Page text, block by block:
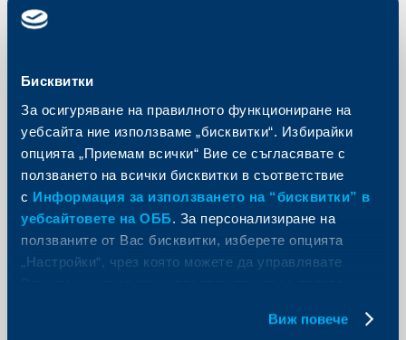
Бисквитки
За осигуряване на правилното функциониране на
уебсайта ние използваме „бисквитки“. Избирайки
опцията „Приемам всички“ Вие се съгласявате с
ползването на всички бисквитки в съответствие
с Информация за използването на “бисквитки” в
уебсайтовете на ОББ. За персонализиране на
ползваните от Вас бисквитки, изберете опцията
„Настройки“, чрез която можете да управлявате
Виж повече
Райфайзенбанк: Експортът и
потреблението задвижиха ръста
на БВП
07 януари 2016
Райфайзенбанк (България) ЕАД публикува
редовния си месечен икономически обзор с
коментар на данните, налични към декември.